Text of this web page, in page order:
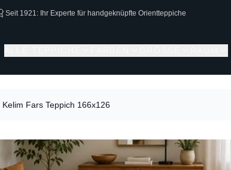
Seit 1921: Ihr Experte für handgeknüpfte Orientteppiche
Kelim Fars Teppich 166x126